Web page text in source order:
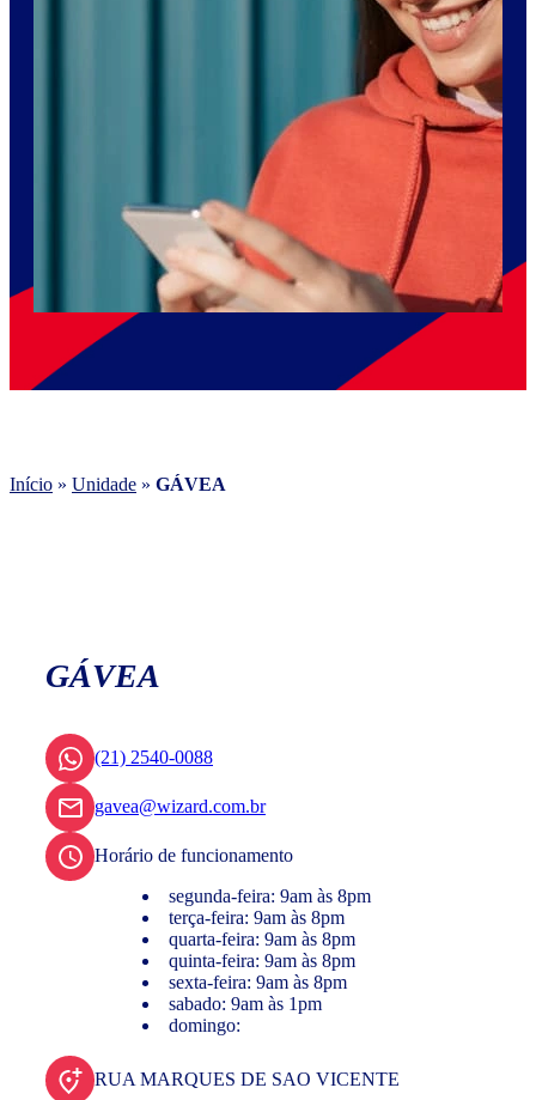
Início » Unidade » GÁVEA
GÁVEA
(21) 2540-0088
gavea@wizard.com.br
Horário de funcionamento
segunda-feira: 9am às 8pm
terça-feira: 9am às 8pm
quarta-feira: 9am às 8pm
quinta-feira: 9am às 8pm
sexta-feira: 9am às 8pm
sabado: 9am às 1pm
domingo:
RUA MARQUES DE SAO VICENTE